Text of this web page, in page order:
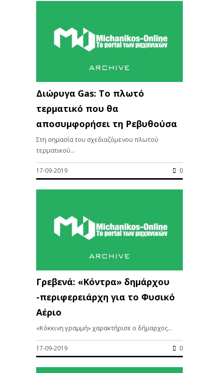
Διώρυγα Gas: Το πλωτό
τερματικό που θα
αποσυμφορήσει τη Ρεβυθούσα
Στη σημασία του σχεδιαζόμενου πλωτού
τερματικού...
17-09-2019 0
Γρεβενά: «Κόντρα» δημάρχου
-περιφερειάρχη για το Φυσικό
Αέριο
«Κόκκινη γραμμή» χαρακτήρισε ο δήμαρχος...
17-09-2019 0